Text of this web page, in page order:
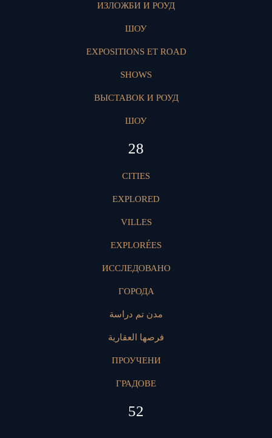
ИЗЛОЖБИ И РОУД
ШОУ
EXPOSITIONS ET ROAD
SHOWS
ВЫСТАВОК И РОУД
ШОУ
28
CITIES
EXPLORED
VILLES
EXPLORÉES
ИССЛЕДОВАНО
ГОРОДА
مدن تم دراسة
فرصها العقارية
ПРОУЧЕНИ
ГРАДОВЕ
52